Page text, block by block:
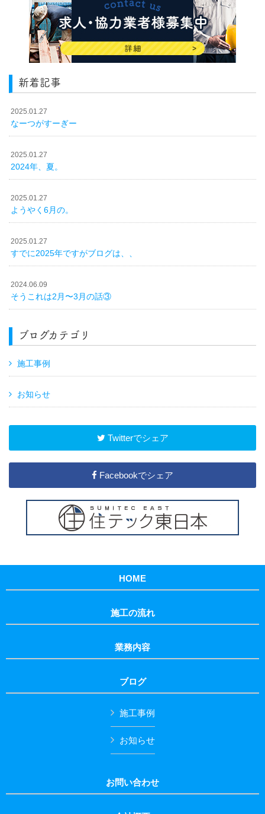
新着記事
2025.01.27
なーつがすーぎー
2025.01.27
2024年、夏。
2025.01.27
ようやく6月の。
2025.01.27
すでに2025年ですがブログは、、
2024.06.09
そうこれは2月〜3月の話③
ブログカテゴリ
施工事例
お知らせ
Twitterでシェア
Facebookでシェア
HOME
施工の流れ
業務内容
ブログ
施工事例
お知らせ
お問い合わせ